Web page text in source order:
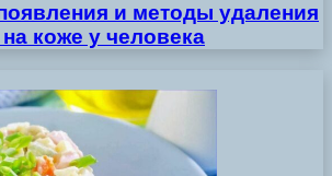
и методы удаления
коже у человека